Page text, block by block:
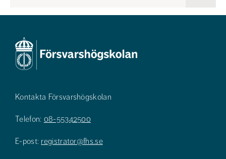
Kontakta Försvarshögskolan
Telefon: 08-55342500
E-post: registrator@fhs.se